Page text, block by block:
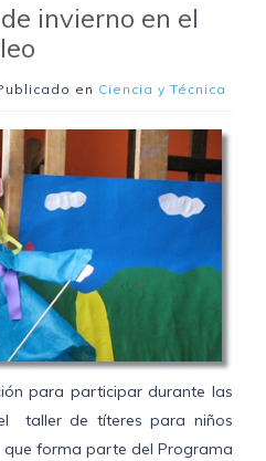
invierno en el
en Ciencia y Técnica
para participar durante las
taller de títeres para niños
forma parte del Programa